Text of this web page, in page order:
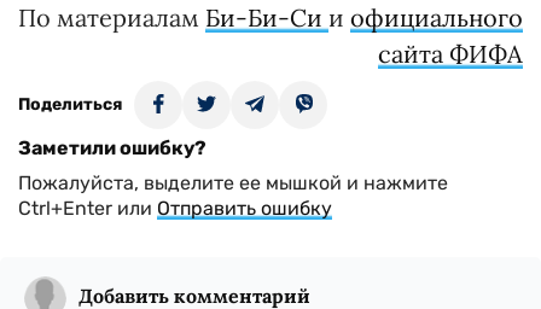
По материалам Би-Би-Си и официального
сайта ФИФА
Поделиться
Заметили ошибку?
Пожалуйста, выделите ее мышкой и нажмите
Ctrl+Enter или Отправить ошибку
Добавить комментарий